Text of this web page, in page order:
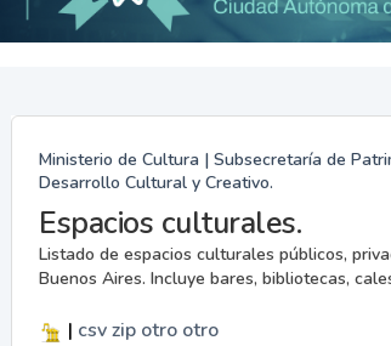
Ministerio de Cultura | Subsecretaría de
Desarrollo Cultural y Creativo.
Espacios culturales.
Listado de espacios culturales públicos,
Buenos Aires. Incluye bares, bibliotecas,
| csvzip otro otro